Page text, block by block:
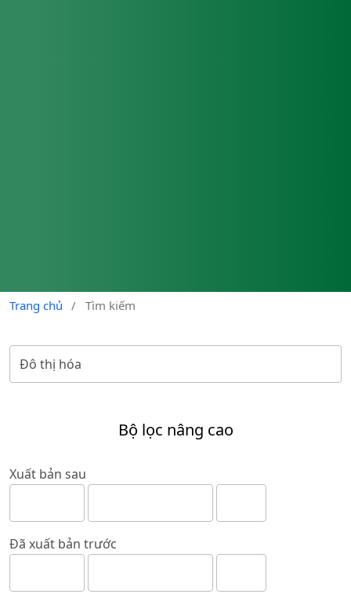
Trang chủ / Tìm kiếm
Bộ lọc nâng cao
Xuất bản sau
Đã xuất bản trước